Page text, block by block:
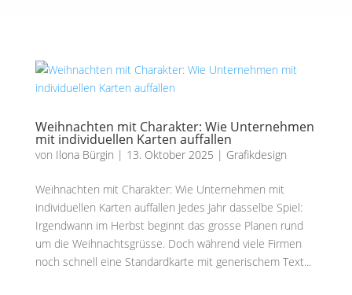
Weihnachten mit Charakter: Wie Unternehmen
mit individuellen Karten auffallen
von Ilona Bürgin | 13. Oktober 2025 | Grafikdesign
Weihnachten mit Charakter: Wie Unternehmen mit
individuellen Karten auffallen Jedes Jahr dasselbe Spiel:
Irgendwann im Herbst beginnt das grosse Planen rund
um die Weihnachtsgrüsse. Doch während viele Firmen
noch schnell eine Standardkarte mit generischem Text...